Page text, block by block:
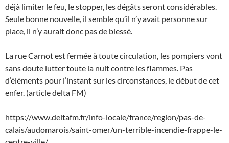
déjà limiter le feu, le stopper, les dégâts seront considérables.
Seule bonne nouvelle, il semble qu’il n’y avait personne sur
place, il n’y aurait donc pas de blessé.
La rue Carnot est fermée à toute circulation, les pompiers vont
sans doute lutter toute la nuit contre les flammes. Pas
d’éléments pour l’instant sur les circonstances, le début de cet
enfer. (article delta FM)
https://www.deltafm.fr/info-locale/france/region/pas-de-
calais/audomarois/saint-omer/un-terrible-incendie-frappe-le-